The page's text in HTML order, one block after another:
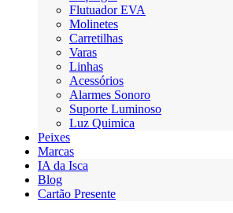
Flutuador EVA
Molinetes
Carretilhas
Varas
Linhas
Acessórios
Alarmes Sonoro
Suporte Luminoso
Luz Quimica
Peixes
Marcas
IA da Isca
Blog
Cartão Presente